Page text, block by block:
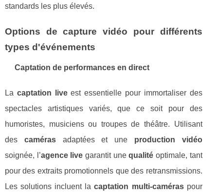
standards les plus élevés.
Options de capture vidéo pour différents
types d'événements
Captation de performances en direct
La captation liveest essentielle pour immortaliser des
spectacles artistiques variés, que ce soit pour des
humoristes, musiciens ou troupes de théâtre. Utilisant
des camérasadaptées et une production vidéo
soignée, l’agence live garantit unequalité optimale, tant
pour des extraits promotionnels que des retransmissions.
Les solutions incluent lacaptation multi-caméraspour